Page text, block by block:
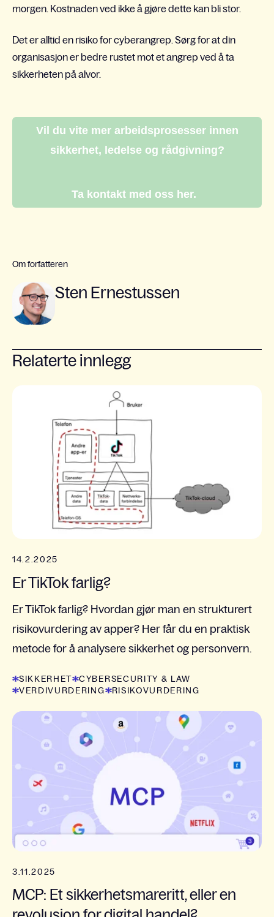
morgen. Kostnaden ved ikke å gjøre dette kan bli stor.
Det er alltid en risiko for cyberangrep. Sørg for at din
organisasjon er bedre rustet mot et angrep ved å ta
sikkerheten på alvor.
Vil du vite mer arbeidsprosesser innen
sikkerhet, ledelse og rådgivning?
Ta kontakt med oss her.
Om forfatteren
Sten Ernestussen
Relaterte innlegg
14.2.2025
Er TikTok farlig?
Er TikTok farlig? Hvordan gjør man en strukturert
risikovurdering av apper? Her får du en praktisk
metode for å analysere sikkerhet og personvern.
SIKKERHET
CYBERSECURITY & LAW
VERDIVURDERING
RISIKOVURDERING
3.11.2025
MCP: Et sikkerhetsmareritt, eller en